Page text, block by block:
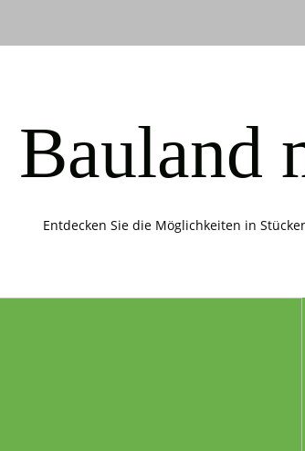
Bauland
Entdecken Sie die Möglichkeiten in